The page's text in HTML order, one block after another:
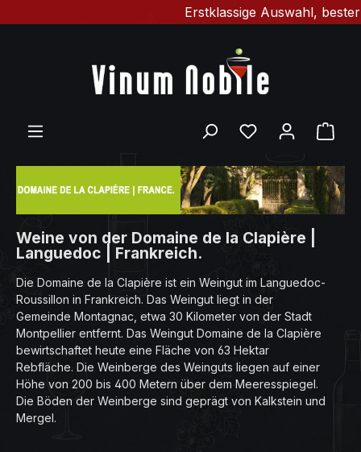
Erstklassige Auswahl, bester
Du hast 0
Weine von der Domaine de la Clapière |
Languedoc | Frankreich.
Die Domaine de la Clapière ist ein Weingut im Languedoc-
Roussillon in Frankreich. Das Weingut liegt in der
Gemeinde Montagnac, etwa 30 Kilometer von der Stadt
Montpellier entfernt. Das Weingut Domaine de la Clapière
bewirtschaftet heute eine Fläche von 63 Hektar
Rebfläche. Die Weinberge des Weinguts liegen auf einer
Höhe von 200 bis 400 Metern über dem Meeresspiegel.
Die Böden der Weinberge sind geprägt von Kalkstein und
Mergel.